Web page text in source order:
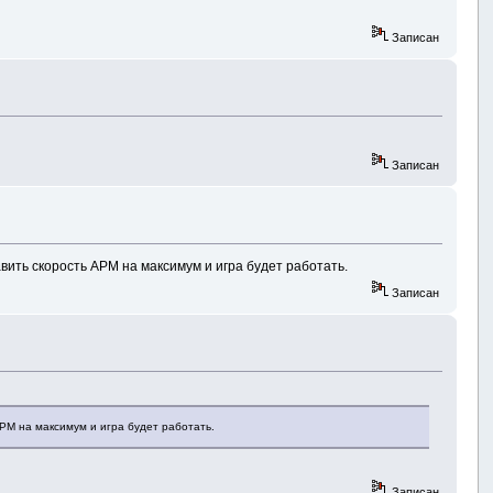
Записан
Записан
скорость АРМ на максимум и игра будет работать.
Записан
на максимум и игра будет работать.